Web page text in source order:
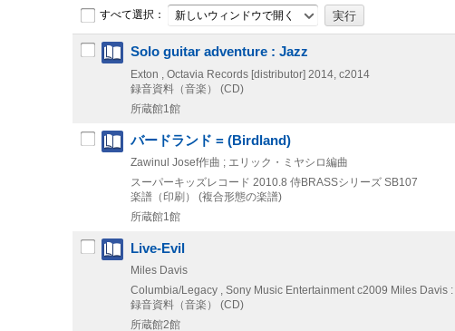
すべて選択： 新しいウィンドウで開く
Solo guitar adventure : Jazz
Exton , Octavia Records [distributor] 2014, c2014
録音資料（音楽） (CD)
所蔵館1館
バードランド = (Birdland)
Zawinul Josef作曲 ; エリック・ミヤシロ編曲
スーパーキッズレコード 2010.8 侍BRASSシリーズ SB107
楽譜（印刷） (複合形態の楽譜)
所蔵館1館
Live-Evil
Miles Davis
Columbia/Legacy , Sony Music Entertainment c2009 Miles Davis
録音資料（音楽） (CD)
所蔵館2館